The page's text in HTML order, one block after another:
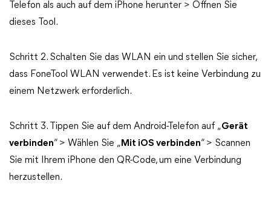
Telefon als auch auf dem iPhone herunter > Öffnen Sie
dieses Tool.
Schritt 2. Schalten Sie das WLAN ein und stellen Sie sicher,
dass FoneTool WLAN verwendet. Es ist keine Verbindung zu
einem Netzwerk erforderlich.
Schritt 3. Tippen Sie auf dem Android-Telefon auf „Gerät
verbinden“ > Wählen Sie „ Mit iOS verbinden“ > Scannen
Sie mit Ihrem iPhone den QR-Code, um eine Verbindung
herzustellen.